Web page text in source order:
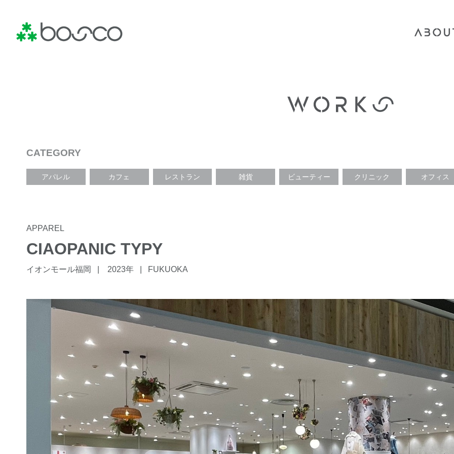
CATEGORY
アパレル カフェ レストラン 雑貨 ビューティー クリニック オフィス
APPAREL
CIAOPANIC TYPY
イオンモール福岡 2023年 FUKUOKA